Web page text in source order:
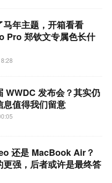
马年主题，开箱看看
Pro 郑钦文专属色长什
WWDC 发布会？其实仍
息值得我们留意
还是 MacBook Air？
更强，后者或许是最终答